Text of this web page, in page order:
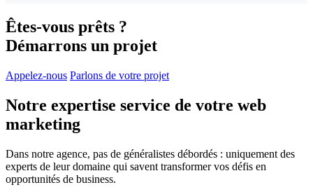
Êtes-vous prêts ?
Démarrons un projet
Appelez-nous Parlons de votre projet
Notre expertise service de votre web
marketing
Dans notre agence, pas de généralistes débordés : uniquement des
experts de leur domaine qui savent transformer vos défis en
opportunités de business.